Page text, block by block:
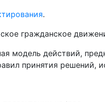
.
гражданское
модель действий,
принятия решений,